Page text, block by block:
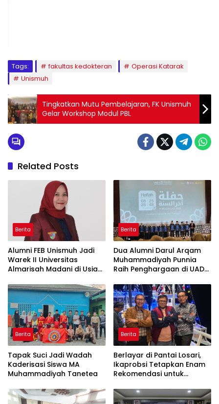
Tags: fakultas kedokteran
Operasi Katarak
Unismuh
Tingkatkan Mutu Pembelajaran, FK Unismuh
Gelar Workshop Modul PBL
Related Posts
Berita
Alumni FEB Unismuh Jadi
Warek II Universitas
Almarisah Madani di Usia
Berita
Dua Alumni Darul Arqam
Muhammadiyah Punnia
Raih Penghargaan di UAD
Berita
Tapak Suci Jadi Wadah
Kaderisasi Siswa MA
Muhammadiyah Tanetea
Berita
Berlayar di Pantai Losari,
Ikaprobsi Tetapkan Enam
Rekomendasi untuk